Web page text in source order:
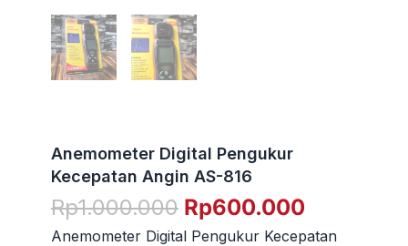
Anemometer Digital Pengukur
Kecepatan Angin AS-816
Rp1.000.000 Harga
aslinya
Rp600.000
saat
Anemometer Digital Pengukur Kecepatan